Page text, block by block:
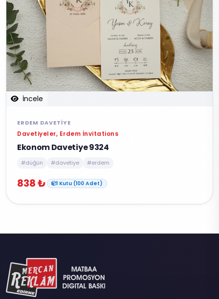
İncele
ERDEM DAVETIYE
Davetiyeler, Erdem İnvitations
Ekonom Davetiye 9324
#düğün #davetiye #erdem
838 ₺ 1 Kutu (100 Adet)